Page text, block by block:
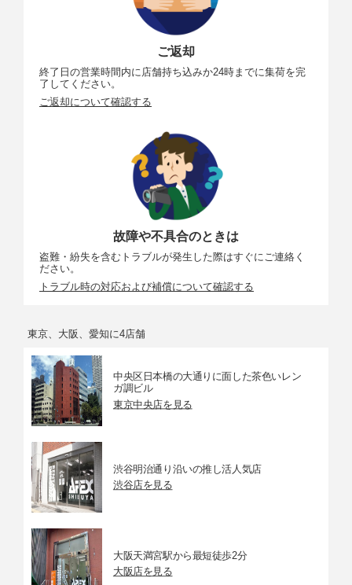
点、セーフティーロック機構(ロック穴)付
リエイテ
ィブライ
ティング
システム
i-TTL調光、アドバンストワイヤレスライティング(光
制御/電波制御)、モデリング発光、FVロック撮影、発
光色温度情報伝達、オートFPハイスピードシンクロ、
ユニファイドフラッシュコントロール
ホワイトバランス
オート(3種)、自然光オート、晴天、曇天、晴天日陰、
電球、蛍光灯(7種)、フラッシュ、色温度設定(2500K～
10000K)、プリセットマニュアル/td>
動画機能
記録画素
数/フレー
ムレート
・3840×2160(4K UHD)：30p/25p/24p
※ 60p：59.94fps、50p：50fps、30p：29.97fps、25
時間
ファイル
形式
MOV、MP4
度設定可能、アッテネーター機能
感度
・M：ISO 100～25600（1/3、1/2ステップ）、感度自
動制御（ISO 100～25600）が可能、制御上限感度が設
定可能
上限感度が設定可能
・オート：感度自動制御（ISO 100～25600）
※ISO感度は推奨露光指数
ご返却
終了日の営業時間内に店舗持ち込みか24時までに集荷を完
了してください。
ご返却について確認する
故障や不具合のときは
盗難・紛失を含むトラブルが発生した際はすぐにご連絡く
ださい。
トラブル時の対応および補償について確認する
東京、大阪、愛知に4店舗
中央区日本橋の大通りに面した茶色いレン
ガ調ビル
東京中央店を見る
渋谷明治通り沿いの推し活人気店
渋谷店を見る
大阪天満宮駅から最短徒歩2分
大阪店を見る